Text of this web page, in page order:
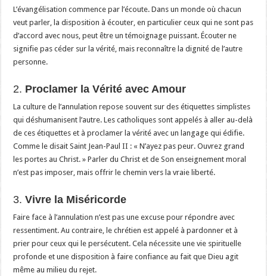
L’évangélisation commence par l’écoute. Dans un monde où chacun
veut parler, la disposition à écouter, en particulier ceux qui ne sont pas
d’accord avec nous, peut être un témoignage puissant. Écouter ne
signifie pas céder sur la vérité, mais reconnaître la dignité de l’autre
personne.
2. Proclamer la Vérité avec Amour
La culture de l’annulation repose souvent sur des étiquettes simplistes
qui déshumanisent l’autre. Les catholiques sont appelés à aller au-delà
de ces étiquettes et à proclamer la vérité avec un langage qui édifie.
Comme le disait Saint Jean-Paul II : « N’ayez pas peur. Ouvrez grand
les portes au Christ. » Parler du Christ et de Son enseignement moral
n’est pas imposer, mais offrir le chemin vers la vraie liberté.
3.Vivre la Miséricorde
Faire face à l’annulation n’est pas une excuse pour répondre avec
ressentiment. Au contraire, le chrétien est appelé à pardonner et à
prier pour ceux qui le persécutent. Cela nécessite une vie spirituelle
profonde et une disposition à faire confiance au fait que Dieu agit
même au milieu du rejet.